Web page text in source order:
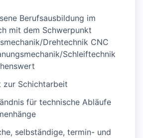
Berufsausbildung im
mit dem Schwerpunkt
Drehtechnik CNC
Schleiftechnik
zur Schichtarbeit
für technische Abläufe
selbständige, termin- und